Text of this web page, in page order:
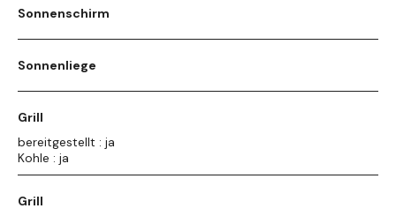
Sonnenschirm
Sonnenliege
Grill
bereitgestellt : ja
Kohle : ja
Grill